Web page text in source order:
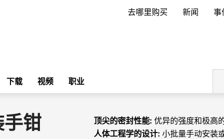
去哪里购买 新闻 事
下载 视频 职业
钳 顶尖的密封性能: 优异的强度和极高
人体工程学的设计: 小批量手动安装